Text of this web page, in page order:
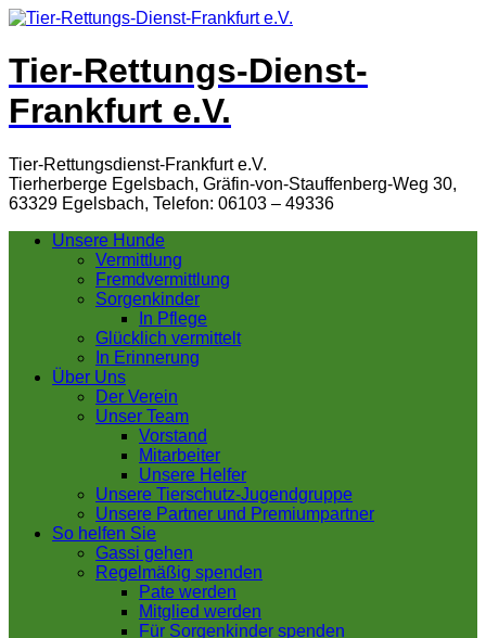
Tier-Rettungs-Dienst-
Frankfurt e.V.
Tier-Rettungsdienst-Frankfurt e.V.
Tierherberge Egelsbach, Gräfin-von-Stauffenberg-Weg 30,
63329 Egelsbach, Telefon: 06103 – 49336
Unsere Hunde
Vermittlung
Fremdvermittlung
Sorgenkinder
In Pflege
Glücklich vermittelt
In Erinnerung
Über Uns
Der Verein
Unser Team
Vorstand
Mitarbeiter
Unsere Helfer
Unsere Tierschutz-Jugendgruppe
Unsere Partner und Premiumpartner
So helfen Sie
Gassi gehen
Regelmäßig spenden
Pate werden
Mitglied werden
Für Sorgenkinder spenden